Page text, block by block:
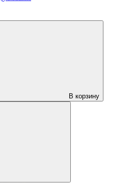
В корзину